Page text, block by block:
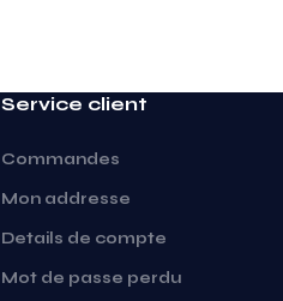
Service client
Commandes
Mon addresse
Details de compte
Mot de passe perdu